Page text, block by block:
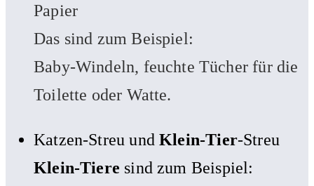
Papier
Das sind zum Beispiel:
Baby-Windeln, feuchte Tücher für die
Toilette oder Watte.
Katzen-Streu undKlein-Tier-Streu
Klein-Tiere sind zum Beispiel: